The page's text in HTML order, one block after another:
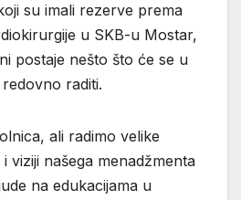
su imali rezerve prema
u SKB-u Mostar,
postaje nešto što će se u
raditi.
ali radimo velike
viziji našega menadžmenta
na edukacijama u